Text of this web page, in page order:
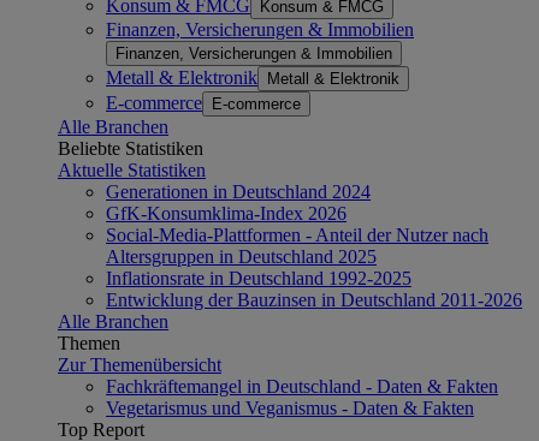
Konsum & FMCG Konsum & FMCG
Finanzen, Versicherungen & Immobilien
Finanzen, Versicherungen & Immobilien
Metall & Elektronik Metall & Elektronik
E-commerce E-commerce
Alle Branchen
Beliebte Statistiken
Aktuelle Statistiken
Generationen in Deutschland 2024
GfK-Konsumklima-Index 2026
Social-Media-Plattformen - Anteil der Nutzer nach
Altersgruppen in Deutschland 2025
Inflationsrate in Deutschland 1992-2025
Entwicklung der Bauzinsen in Deutschland 2011-2026
Alle Branchen
Themen
Zur Themenübersicht
Fachkräftemangel in Deutschland - Daten & Fakten
Vegetarismus und Veganismus - Daten & Fakten
Top Report